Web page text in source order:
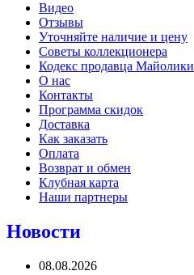
Видео
Отзывы
Уточняйте наличие и цену
Советы коллекционера
Кодекс продавца Майолики
О нас
Контакты
Программа скидок
Доставка
Как заказать
Оплата
Возврат и обмен
Клубная карта
Наши партнеры
Новости
08.08.2026